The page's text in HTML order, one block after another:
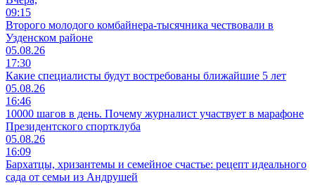
09:15
Второго молодого комбайнера-тысячника чествовали в
Узденском районе
05.08.26
17:30
Какие специалисты будут востребованы ближайшие 5 лет
05.08.26
16:46
10000 шагов в день. Почему журналист участвует в марафоне
Президентского спортклуба
05.08.26
16:09
Бархатцы, хризантемы и семейное счастье: рецепт идеального
сада от семьи из Андрушей